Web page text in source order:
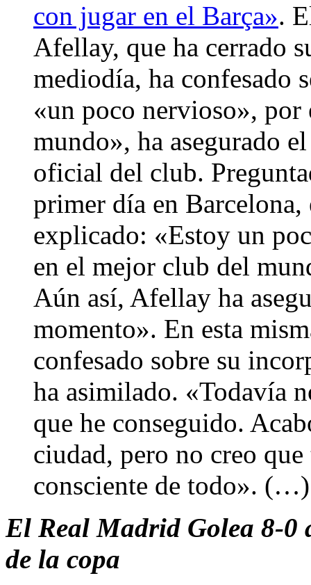
con jugar en el Barça».
Afellay, que ha cerrado
mediodía, ha confesado
«un poco nervioso»,
mundo», ha asegurado
oficial del club.
primer día en
explicado: «Estoy un
en el mejor club del
Aún así, Afellay ha
momento». En esta
confesado sobre su
ha asimilado. «Todavía
que he conseguido.
ciudad, pero no creo
consciente de todo». (…)
El Real Madrid Golea 8-0
de la copa